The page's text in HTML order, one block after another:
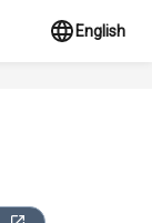
English